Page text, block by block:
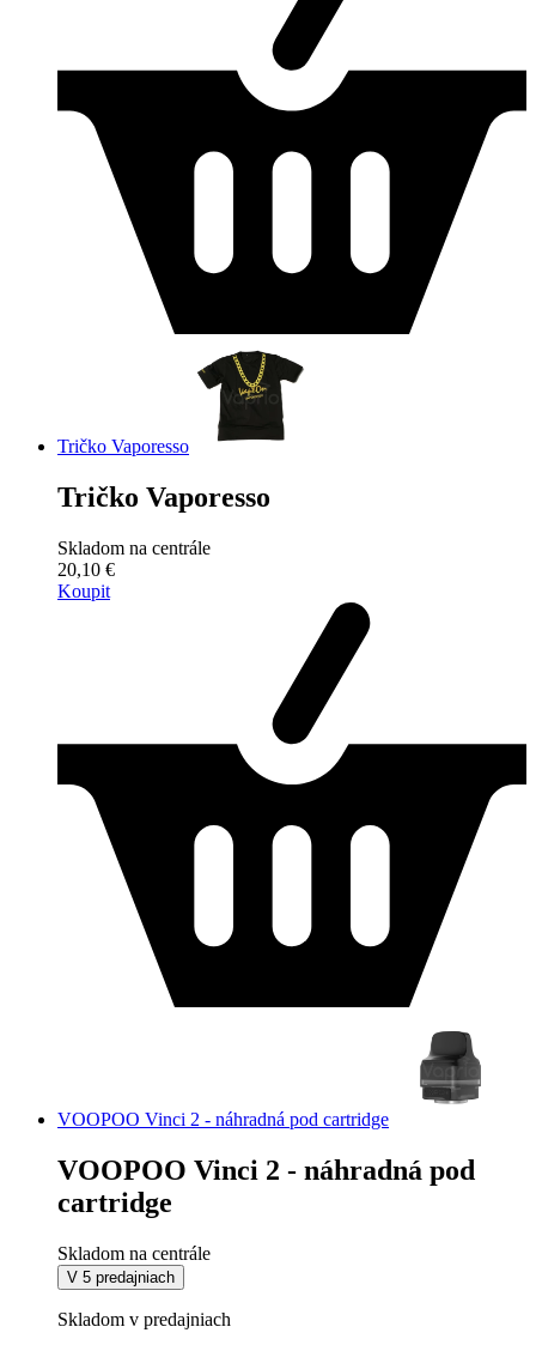
Tričko Vaporesso
Tričko Vaporesso
Skladom na centrále
20,10 €
Koupit
VOOPOO Vinci 2 - náhradná pod cartridge
VOOPOO Vinci 2 - náhradná pod
cartridge
Skladom na centrále
V 5 predajniach
Skladom v predajniach